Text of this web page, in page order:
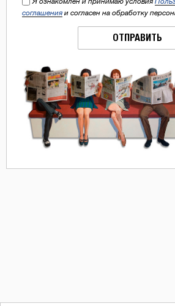
соглашения и согласен на обработку
ОТПРАВИТЬ